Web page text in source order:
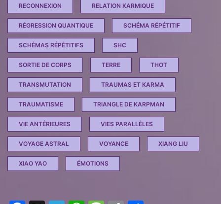
RECONNEXION RELATION KARMIQUE
RÉGRESSION QUANTIQUE SCHÉMA RÉPÉTITIF
SCHÉMAS RÉPÉTITIFS SHC
SORTIE DE CORPS TERRE THOT
TRANSMUTATION TRAUMAS ET KARMA
TRAUMATISME TRIANGLE DE KARPMAN
VIE ANTÉRIEURES VIES PARALLÈLES
VOYAGE ASTRAL VOYANCE XIANG LIU
XIAO YAO ÉMOTIONS